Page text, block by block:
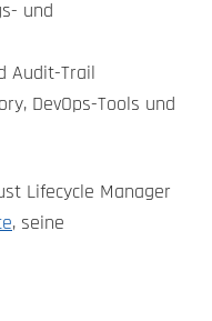
und
Audit-Trail
DevOps-Tools und
Lifecycle Manager
, seine